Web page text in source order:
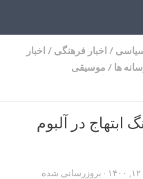
سیاسی / اخبار فرهنگی / اخبار
ها / موسیقی
ابتهاج در آلبوم
· بروزرسانی شده